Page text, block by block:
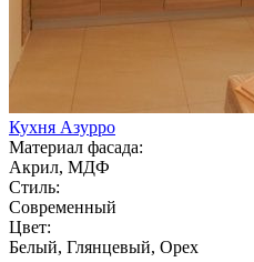
Кухня Азурро
Материал фасада:
Акрил, МДФ
Стиль:
Современный
Цвет:
Белый, Глянцевый, Орех